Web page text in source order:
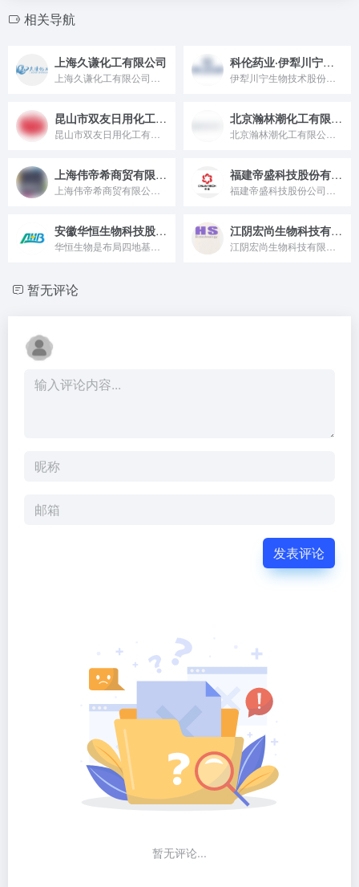
相关导航
上海久谦化工有限公司 科伦药业·伊犁川宁生物
昆山市双友日用化工有限公司 北京瀚林潮化工有限公司
上海伟帝希商贸有限公司 福建帝盛科技股份有限公司
安徽华恒生物科技股份有限公司 江阴宏尚生物科技有限公司
暂无评论
发表评论
暂无评论...